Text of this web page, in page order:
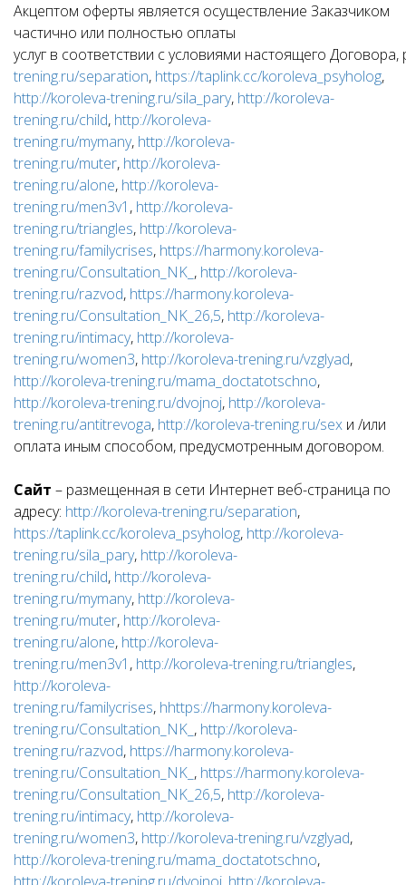
Акцептом оферты является осуществление Заказчиком
частично или полностью оплаты
услуг в соответствии с условиями настоящего
trening.ru/separation, https://taplink.cc/koroleva_psyholog,
http://koroleva-trening.ru/sila_pary, http://koroleva-
trening.ru/child, http://koroleva-
trening.ru/mymany, http://koroleva-
trening.ru/muter, http://koroleva-
trening.ru/alone, http://koroleva-
trening.ru/men3v1 , http://koroleva-
trening.ru/triangles, http://koroleva-
trening.ru/familycrises, https://harmony.koroleva-
trening.ru/Consultation_NK_ , http://koroleva-
trening.ru/razvod, https://harmony.koroleva-
trening.ru/Consultation_NK_26,5, http://koroleva-
trening.ru/intimacy, http://koroleva-
trening.ru/women3, http://koroleva-trening.ru/vzglyad,
http://koroleva-trening.ru/mama_doctatotschno,
http://koroleva-trening.ru/dvojnoj, http://koroleva-
trening.ru/antitrevoga, http://koroleva-trening.ru/sex и /или
оплата иным способом, предусмотренным договором.
Сайт – размещенная в сети Интернет веб-страница по
адресу: http://koroleva-trening.ru/separation,
https://taplink.cc/koroleva_psyholog, http://koroleva-
trening.ru/sila_pary, http://koroleva-
trening.ru/child, http://koroleva-
trening.ru/mymany, http://koroleva-
trening.ru/muter, http://koroleva-
trening.ru/alone, http://koroleva-
trening.ru/men3v1 , http://koroleva-trening.ru/triangles,
http://koroleva-
trening.ru/familycrises, hhttps://harmony.koroleva-
trening.ru/Consultation_NK_ , http://koroleva-
trening.ru/razvod, https://harmony.koroleva-
trening.ru/Consultation_NK_ , https://harmony.koroleva-
trening.ru/Consultation_NK_26,5, http://koroleva-
trening.ru/intimacy, http://koroleva-
trening.ru/women3, http://koroleva-trening.ru/vzglyad,
http://koroleva-trening.ru/mama_doctatotschno,